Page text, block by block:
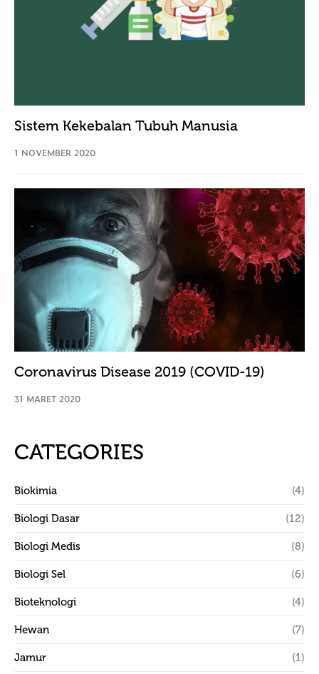
Sistem Kekebalan Tubuh Manusia
1 NOVEMBER 2020
Coronavirus Disease 2019 (COVID-19)
31 MARET 2020
CATEGORIES
Biokimia (4)
Biologi Dasar (12)
Biologi Medis (8)
Biologi Sel (6)
Bioteknologi (4)
Hewan (7)
Jamur (1)